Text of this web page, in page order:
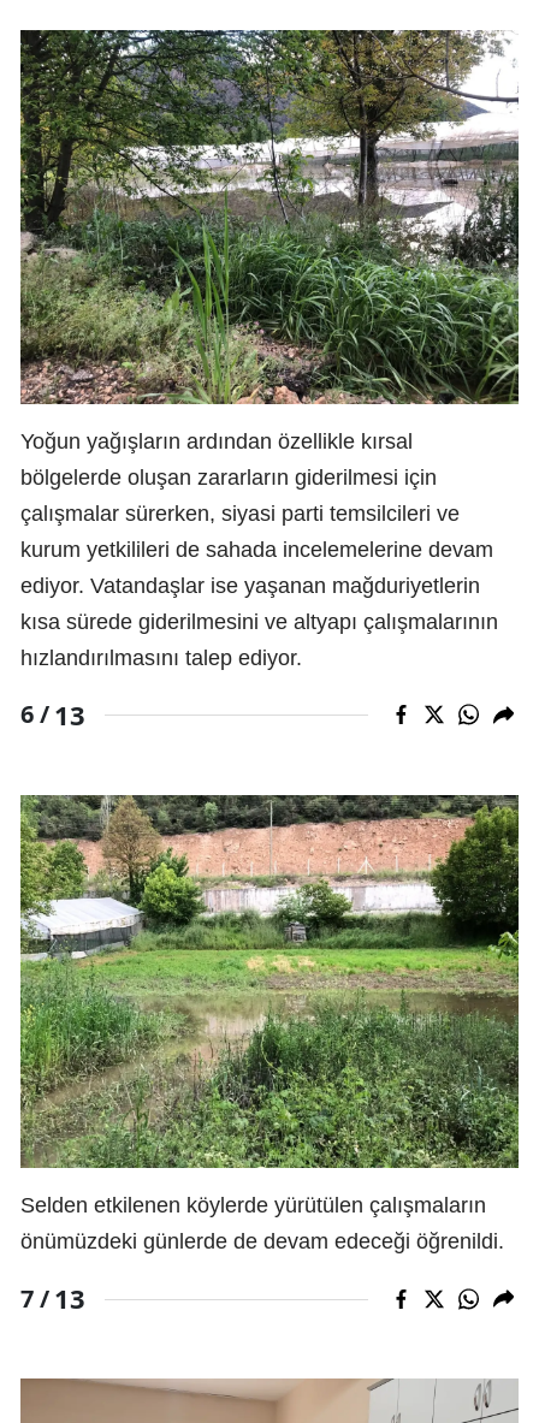
Yoğun yağışların ardından özellikle kırsal
bölgelerde oluşan zararların giderilmesi için
çalışmalar sürerken, siyasi parti temsilcileri ve
kurum yetkilileri de sahada incelemelerine devam
ediyor. Vatandaşlar ise yaşanan mağduriyetlerin
kısa sürede giderilmesini ve altyapı çalışmalarının
hızlandırılmasını talep ediyor.
6 /13
Selden etkilenen köylerde yürütülen çalışmaların
önümüzdeki günlerde de devam edeceği öğrenildi.
7 /13